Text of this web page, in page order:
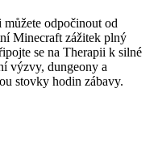
odpočinout od
Minecraft zážitek plný
se na Therapii k silné
výzvy, dungeony a
stovky hodin zábavy.